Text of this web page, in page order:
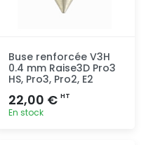
Buse renforcée V3H
0.4 mm Raise3D Pro3
HS, Pro3, Pro2, E2
22,00 € HT
En stock